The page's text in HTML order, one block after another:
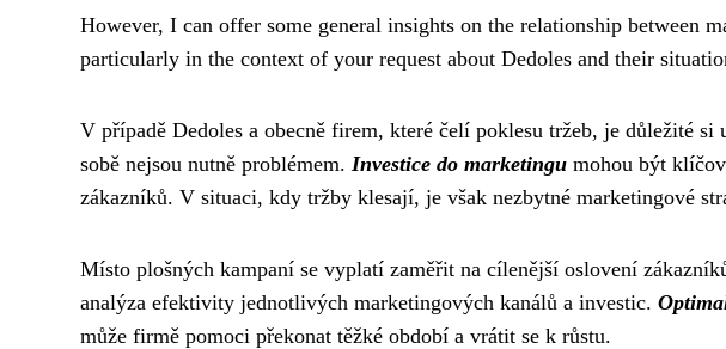
However, I can offer some general insights on the relationship between
particularly in the context of your request about Dedoles and their
V případě Dedoles a obecně firem, které čelí poklesu tržeb, je důležité
sobě nejsou nutně problémem. Investice do marketingu mohou být
zákazníků. V situaci, kdy tržby klesají, je však nezbytné marketingové
Místo plošných kampaní se vyplatí zaměřit na cílenější oslovení
analýza efektivity jednotlivých marketingových kanálů a investic.
může firmě pomoci překonat těžké období a vrátit se k růstu.